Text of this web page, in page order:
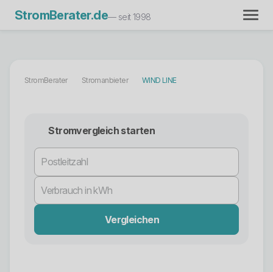
StromBerater.de— seit 1998
StromBerater Stromanbieter WIND LINE
Stromvergleich starten
Vergleichen